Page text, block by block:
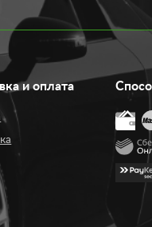
всему прочему позволяют
Необходимое
столкновения и как
Покупая их, нужно
для парковки и
и интересным
и оплата